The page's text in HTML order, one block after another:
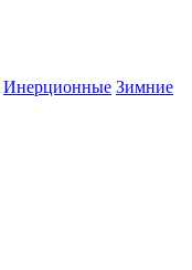
Инерционные Зимние